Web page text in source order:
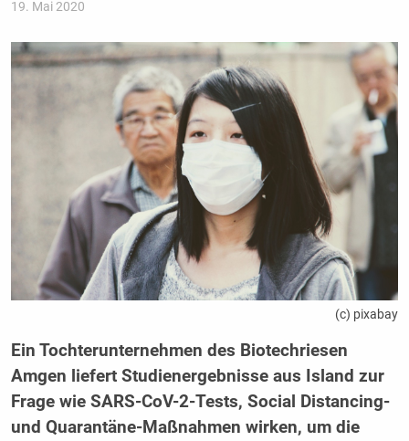
19. Mai 2020
(c) pixabay
Ein Tochterunternehmen des Biotechriesen
Amgen liefert Studienergebnisse aus Island zur
Frage wie SARS-CoV-2-Tests, Social Distancing-
und Quarantäne-Maßnahmen wirken, um die